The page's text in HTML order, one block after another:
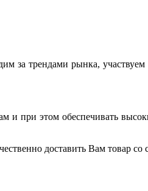
трендами рынка, участвуем
и при этом обеспечивать
доставить Вам товар